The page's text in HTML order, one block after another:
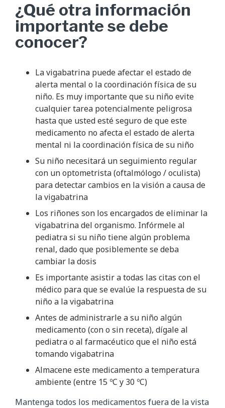
¿Qué otra información
importante se debe
conocer?
La vigabatrina puede afectar el estado de
alerta mental o la coordinación física de su
niño. Es muy importante que su niño evite
cualquier tarea potencialmente peligrosa
hasta que usted esté seguro de que este
medicamento no afecta el estado de alerta
mental ni la coordinación física de su niño
Su niño necesitará un seguimiento regular
con un optometrista (oftalmólogo / oculista)
para detectar cambios en la visión a causa de
la vigabatrina
Los riñones son los encargados de eliminar la
vigabatrina del organismo. Infórmele al
pediatra si su niño tiene algún problema
renal, dado que posiblemente se deba
cambiar la dosis
Es importante asistir a todas las citas con el
médico para que se evalúe la respuesta de su
niño a la vigabatrina
Antes de administrarle a su niño algún
medicamento (con o sin receta), dígale al
pediatra o al farmacéutico que el niño está
tomando vigabatrina
Almacene este medicamento a temperatura
ambiente (entre 15 ºC y 30 ºC)
Mantenga todos los medicamentos fuera de la vista